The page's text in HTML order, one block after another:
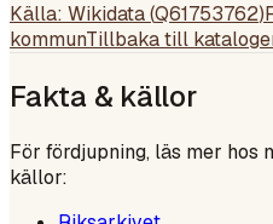
Källa: Wikidata (Q61753762)
kommunTillbaka till
Fakta & källor
För fördjupning, läs mer hos
källor: